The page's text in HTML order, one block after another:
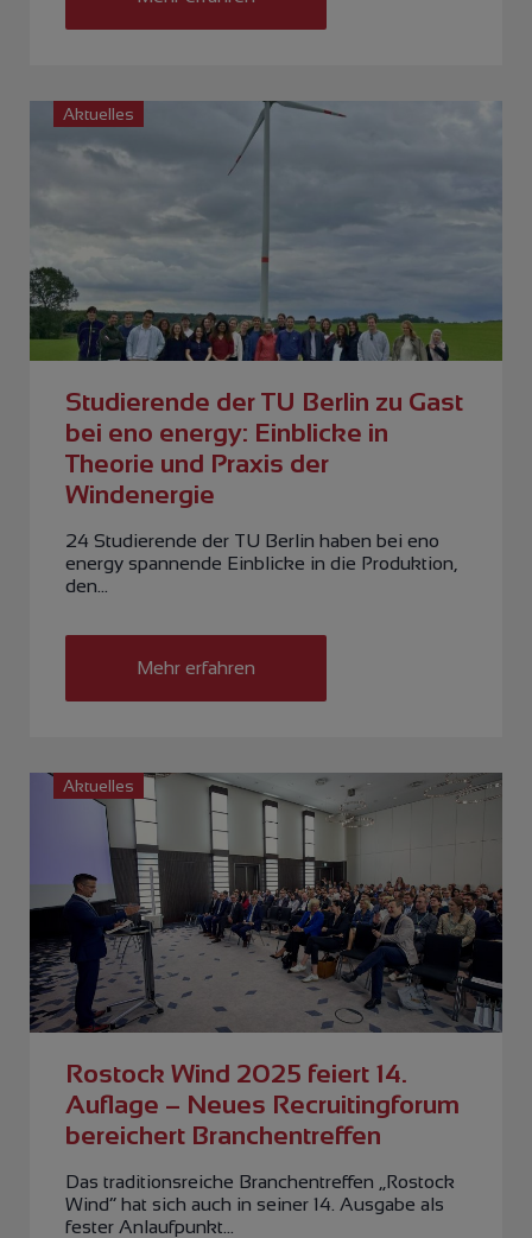
Aktuelles
Studierende der TU Berlin zu Gast
bei eno energy: Einblicke in
Theorie und Praxis der
Windenergie
24 Studierende der TU Berlin haben bei eno
energy spannende Einblicke in die Produktion,
den…
Mehr erfahren
Aktuelles
Rostock Wind 2025 feiert 14.
Auflage – Neues Recruitingforum
bereichert Branchentreffen
Das traditionsreiche Branchentreffen „Rostock
Wind“ hat sich auch in seiner 14. Ausgabe als
fester Anlaufpunkt…